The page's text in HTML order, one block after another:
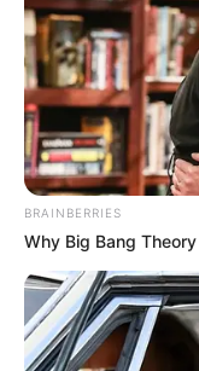
BRAINBERRIES
Why Big Bang